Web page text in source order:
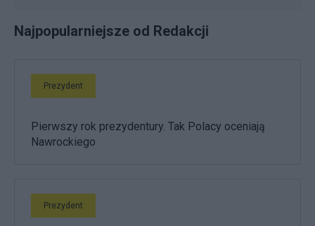
Najpopularniejsze od Redakcji
Prezydent
Pierwszy rok prezydentury. Tak Polacy oceniają
Nawrockiego
Prezydent